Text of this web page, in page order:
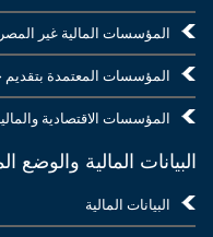
المؤسسات المالية غير
المؤسسات المعتمدة بتقديم
المؤسسات الاقتصادية
البيانات المالية والوضع
البيانات المالية